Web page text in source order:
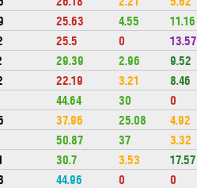
25.63 4.55 11.16
25.5 0 13.57
29.39 2.96 9.52
22.19 3.21 8.46
44.64 30 0
37.96 25.08 4.92
50.87 37 3.32
30.7 3.53 17.57
44.96 0 0